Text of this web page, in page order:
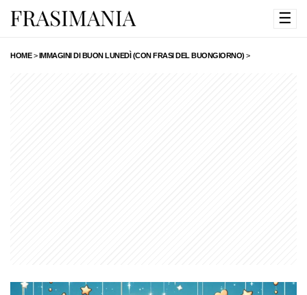
☰
HOME>IMMAGINI DI BUON LUNEDÌ (CON FRASI DEL BUONGIORNO) >